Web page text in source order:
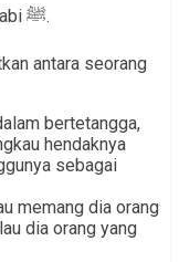
Sebagaimana yang diperintahkan oleh Nabi ﷺ.
antara seorang
bertetangga,
hendaknya
sebagai
memang dia orang
dia orang yang